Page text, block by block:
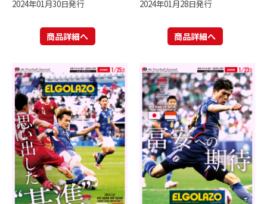
2024年01月30日発行
商品詳細へ
2024年01月28日発行
商品詳細へ